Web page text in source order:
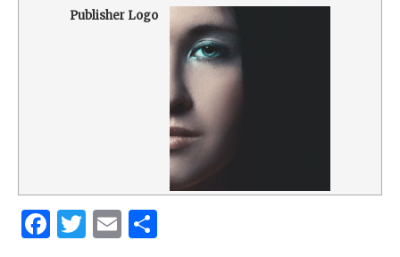
Publisher Logo
F
T
E